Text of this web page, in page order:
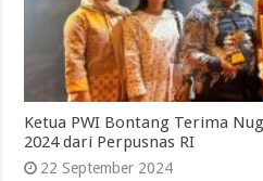
Ketua PWI Bontang Terima
2024 dari Perpusnas RI
22 September 2024